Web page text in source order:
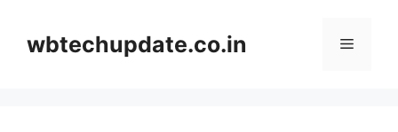
contentwbtechupdate.co.in Menu